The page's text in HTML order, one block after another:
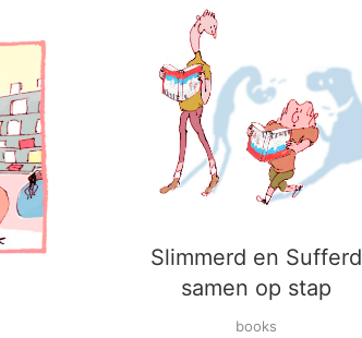
Slimmerd en Sufferd
samen op stap
books